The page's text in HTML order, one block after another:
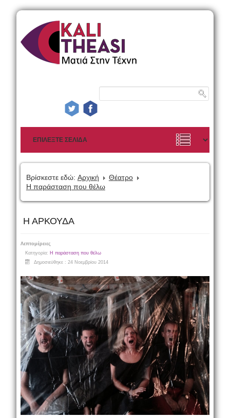
Βρίσκεστε εδώ: Αρχική
Θέατρο
Η παράσταση που θέλω
Η ΑΡΚΟΥΔΑ
Λεπτομέρειες
Κατηγορία: Η παράσταση που θέλω
Δημοσιεύθηκε : 24 Νοεμβρίου 2014